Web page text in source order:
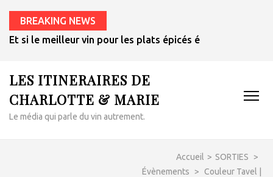
BREAKING NEWS
Et si le meilleur vin pour les plats épicés était un rosé de
LES ITINERAIRES DE
CHARLOTTE & MARIE
Le média qui parle du vin autrement.
Accueil > SORTIES
>
Évènements
> Couleur Tavel |